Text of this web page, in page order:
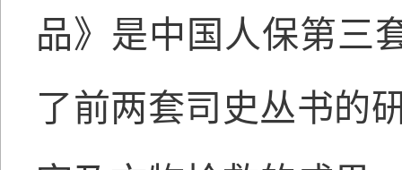
品》是中国人保第三
了前两套司史丛书的